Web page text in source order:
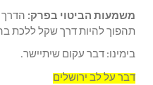
משמעות הביטוי בפרק:
תהפוך להיות דרך שקל ללכת
בימינו: דבר עקום שיתיישר.
דבר על לב ירושלים